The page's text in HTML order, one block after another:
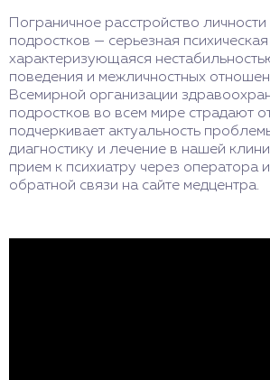
Пограничное расстройство личности
подростков — серьезная
характеризующаяся
поведения и межличностных
Всемирной организации
подростков во всем мире страдают
подчеркивает актуальность
диагностику и лечение в нашей
прием к психиатру через оператора
обратной связи на сайте медцентра.